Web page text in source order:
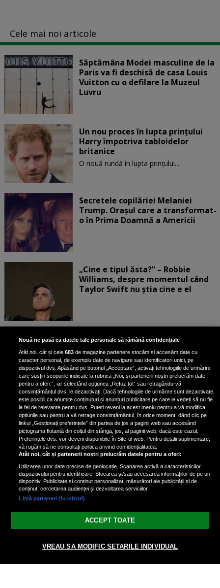
Cele mai noi articole
Săptămâna Modei masculine de la
Paris va fi deschisă de casa Louis
Vuitton cu o defilare la Muzeul
Luvru
Un nou proces în lupta prinţului
Harry împotriva tabloidelor
britanice
O nouă rundă în lupta prinţului...
Secretele copilăriei Melaniei
Trump. Orașul care a transformat-
o în Prima Doamnă a Americii
„Cine e tipul ăsta?” – Robbie
Williams, despre momentul când
Taylor Swift nu știa cine e el
Bruce Dickinson, solistul trupei
Iron Maiden, şi-a arătat talentul
de scrimer la un concurs în Franţa
Nicki Minaj, acuzată de agresiune
de fostul manager: Detalii șocante
din proces
Nicki Minaj le-a lăudat pe...
Vezi varianta Desktop
© 2026 radiodcnews.ro | Toate drepturile rezervate.
Nouă ne pasă ca datele tale personale să rămână confidențiale
Atât noi, cât și cele683 de magazine partenere stocăm și accesăm date cu
caracter personal, de exemplu date de navigare sau identificatori unici, pe
dispozitivul dvs. Apăsând pe butonul „Acceptare”, activați tehnologiile de urmărire
care susțin scopurile indicate la rubrica „Noi, și partenerii noștri prelucrăm date
pentru a oferi:”, iar selectând opțiunea „Refuz tot” sau retragându-vă
consimțământul dvs. le dezactivați. Dacă tehnologiile de urmărire sunt dezactivate,
este posibil ca anumite conținuturi și anunțuri publicitare pe care le vedeți să nu fie
la fel de relevante pentru dvs. Puteți reveni la acest meniu pentru a vă modifica
opțiunile sau pentru a vă retrage consimțământul, în orice moment, dând clic pe
linkul „Gestionați preferințele” din partea de jos a paginii web sau accesând
pictograma flotantă din colțul din stânga, jos, al paginii web, dacă este cazul.
Preferințele dvs. vor deveni disponibile în Site-ul web. Pentru detalii suplimentare,
vă rugăm să ne consultați politica privind confidențialitatea.
Atât noi, cât și partenerii noștri prelucrăm datele pentru a oferi:
Utilizarea unor date precise de geolocație. Scanarea activă a caracteristicilor
dispozitivului pentru identificare. Stocarea și/sau accesarea informațiilor de pe un
dispozitiv. Publicitate și conținut personalizat, măsurători ale publicității și de
conținut, cercetarea audienței și dezvoltarea serviciilor.
Listă parteneri (furnizori)
ACCEPT TOATE
VREAU SA MODIFIC SETARILE INDIVIDUAL